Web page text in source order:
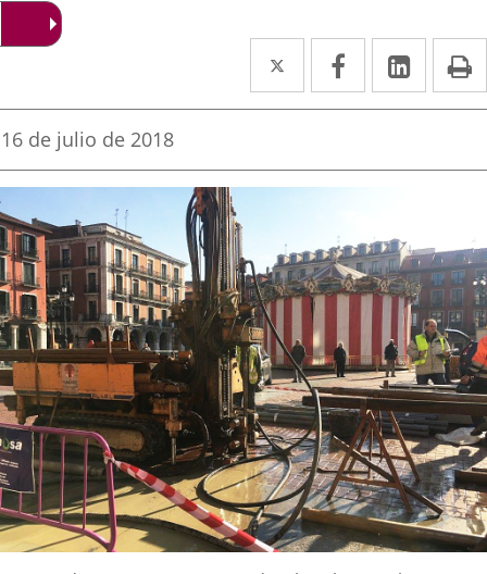
Twitter
Enlace
a
aplicación
Facebook
Enlace
a
aplicación
Enlace
a
Fecha
la
16 de julio de 2018